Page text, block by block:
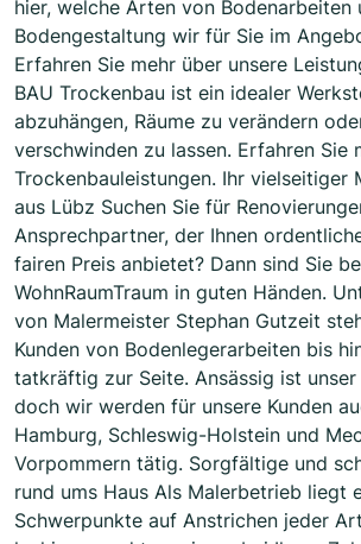
hier, welche Arten von Bodenarbeiten
Bodengestaltung wir für Sie im
Erfahren Sie mehr über unsere
BAU Trockenbau ist ein idealer
abzuhängen, Räume zu verändern
verschwinden zu lassen. Erfahren Sie
Trockenbauleistungen. Ihr vielseitiger
aus Lübz Suchen Sie für
Ansprechpartner, der Ihnen
fairen Preis anbietet? Dann sind Sie
WohnRaumTraum in guten Händen.
von Malermeister Stephan Gutzeit
Kunden von Bodenlegerarbeiten bis
tatkräftig zur Seite. Ansässig ist
doch wir werden für unsere Kunden
Hamburg, Schleswig-Holstein und
Vorpommern tätig. Sorgfältige und
rund ums Haus Als Malerbetrieb liegt
Schwerpunkte auf Anstrichen jeder